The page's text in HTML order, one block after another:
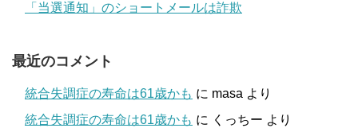
「当選通知」のショートメールは詐欺
最近のコメント
統合失調症の寿命は61歳かも に masa より
統合失調症の寿命は61歳かも に くっちー より